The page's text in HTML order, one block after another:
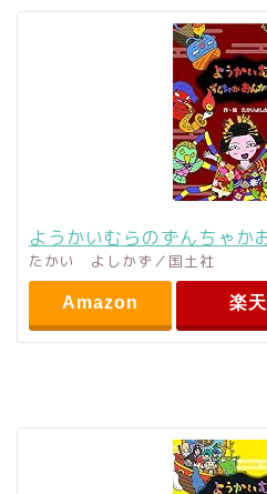
ようかいむらのずんちゃか
たかい よしかず／国土社
Amazon 楽天